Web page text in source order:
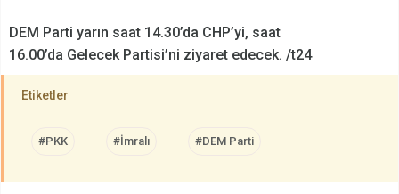
DEM Parti yarın saat 14.30’da CHP’yi, saat
16.00’da Gelecek Partisi’ni ziyaret edecek. /t24
Etiketler
#PKK #İmralı #DEM Parti